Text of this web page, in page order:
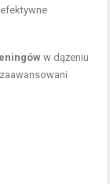
w dążeniu